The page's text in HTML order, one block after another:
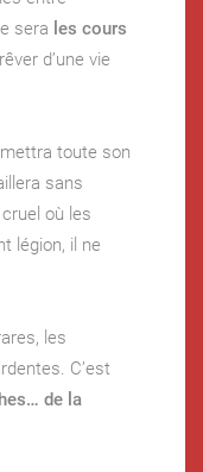
sera les cours
d’une vie
toute son
sans
où les
légion, il ne
les
C’est
de la